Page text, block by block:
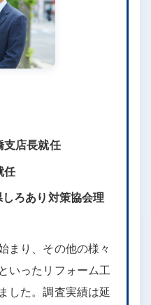
店長就任
任
ろあり対策協会理
まり、その他の様々
いったリフォーム工
した。調査実績は延